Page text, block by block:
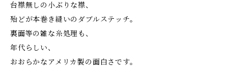
台襟無しの小ぶりな襟、
殆どが本巻き縫いのダブルステッチ。
裏面等の雑な糸処理も、
年代らしい、
おおらかなアメリカ製の面白さです。